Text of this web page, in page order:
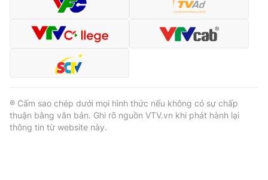
® Cấm sao chép dưới mọi hình thức nếu không có sự chấp
thuận bằng văn bản. Ghi rõ nguồn VTV.vn khi phát hành lại
thông tin từ website này.